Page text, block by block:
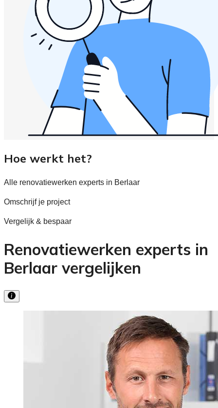
Hoe werkt het?
Alle renovatiewerken experts in Berlaar
Omschrijf je project
Vergelijk & bespaar
Renovatiewerken experts in
Berlaar vergelijken